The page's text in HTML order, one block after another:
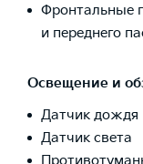
Фронтальные
и переднего
Освещение и
Датчик дождя
Датчик света